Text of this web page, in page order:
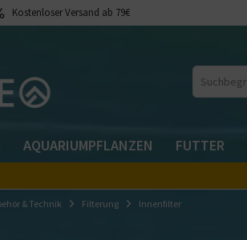
Kostenloser Versand ab 79€
AQUARIUMPFLANZEN FUTTER
& Technik Filterung Innenfilter